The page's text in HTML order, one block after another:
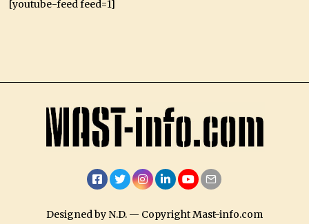
[youtube-feed feed=1]
Designed by N.D. — Copyright Mast-info.com